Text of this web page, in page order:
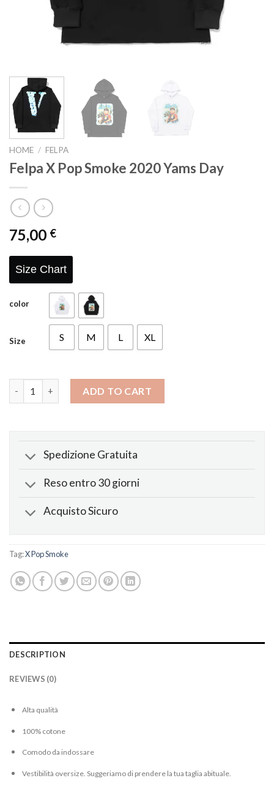
HOME / FELPA
Felpa X Pop Smoke 2020 Yams Day
75,00 €
Size Chart
color
Size S M L XL
ADD TO CART
Spedizione Gratuita
Reso entro 30 giorni
Acquisto Sicuro
Tag:X Pop Smoke
DESCRIPTION
REVIEWS (0)
Alta qualità
100% cotone
Comodo da indossare
Vestibilità oversize. Suggeriamo di prendere la tua taglia abituale.